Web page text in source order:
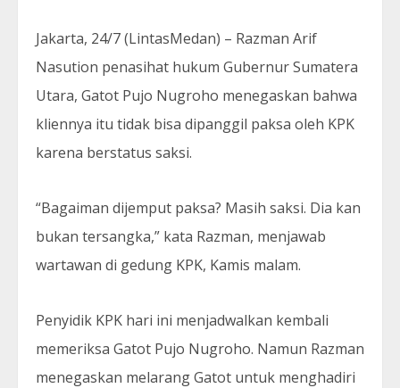
Jakarta, 24/7 (LintasMedan) – Razman Arif
Nasution penasihat hukum Gubernur Sumatera
Utara, Gatot Pujo Nugroho menegaskan bahwa
kliennya itu tidak bisa dipanggil paksa oleh KPK
karena berstatus saksi.
“Bagaiman dijemput paksa? Masih saksi. Dia kan
bukan tersangka,” kata Razman, menjawab
wartawan di gedung KPK, Kamis malam.
Penyidik KPK hari ini menjadwalkan kembali
memeriksa Gatot Pujo Nugroho. Namun Razman
menegaskan melarang Gatot untuk menghadiri